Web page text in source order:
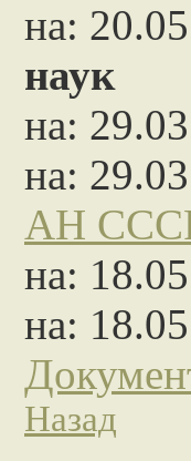
на:
наук
на:
на:
АН
на:
на:
Назад